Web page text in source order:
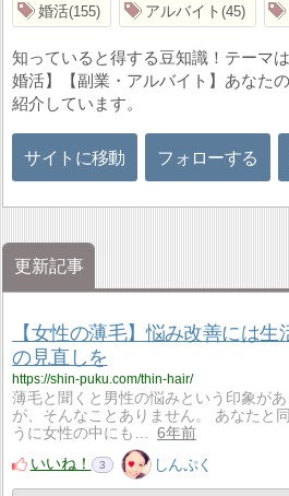
婚活 155 アルバイト 45
知っていると得する豆知識！テーマ
婚活】【副業・アルバイト】あなた
紹介しています。
サイトに移動 フォローする
更新記事
【女性の薄毛】悩み改善には生
の見直しを
https://shin-puku.com/thin-hair/
薄毛と聞くと男性の悩みという印象が
が、そんなことありません。 あなたと
うに女性の中にも…
6年前
いいね！
3 しんぷく